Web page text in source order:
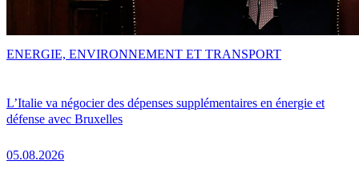
L’Italie va négocier des dépenses supplémentaires en énergie et
défense avec Bruxelles
05.08.2026
ENERGIE, ENVIRONNEMENT ET TRANSPORT